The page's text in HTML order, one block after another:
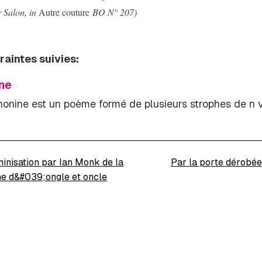
in Autre couture BO N° 207)
suivies:
est un poème formé de plusieurs strophes de n
par Ian Monk de la
d&#039;ongle et oncle
Par la porte